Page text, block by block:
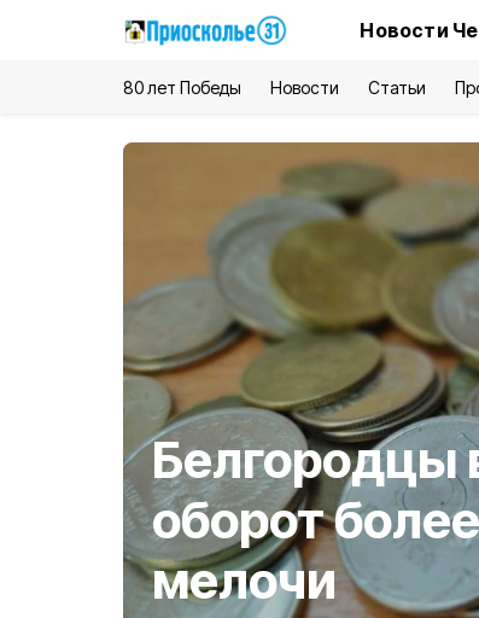
Новости
80 лет Победы Новости Статьи
Белгородцы
оборот
мелочи